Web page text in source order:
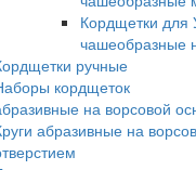
Кордщетки
чашеобразные
ручные
кордщеток
на ворсовой
абразивные на